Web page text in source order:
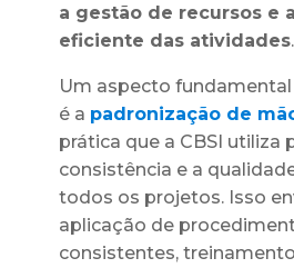
a gestão de recursos e
eficiente das atividades.
Um aspecto
é a padronização de
prática que a CBSI utiliza
consistência e a
todos os projetos. Isso
aplicação de
consistentes,